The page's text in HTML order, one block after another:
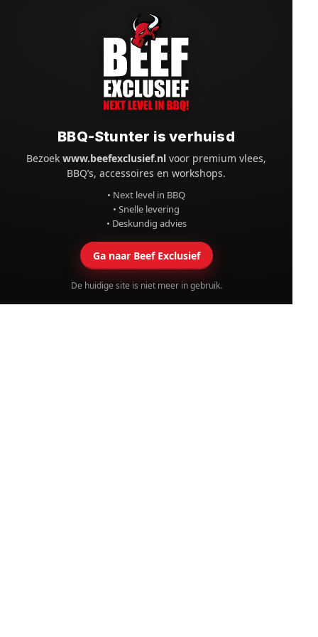
BBQ-Stunter is verhuisd
Bezoekwww.beefexclusief.nl voor premium vlees,
BBQ’s, accessoires en workshops.
• Next level in BBQ
• Snelle levering
• Deskundig advies
Ga naar Beef Exclusief
De huidige site is niet meer in gebruik.